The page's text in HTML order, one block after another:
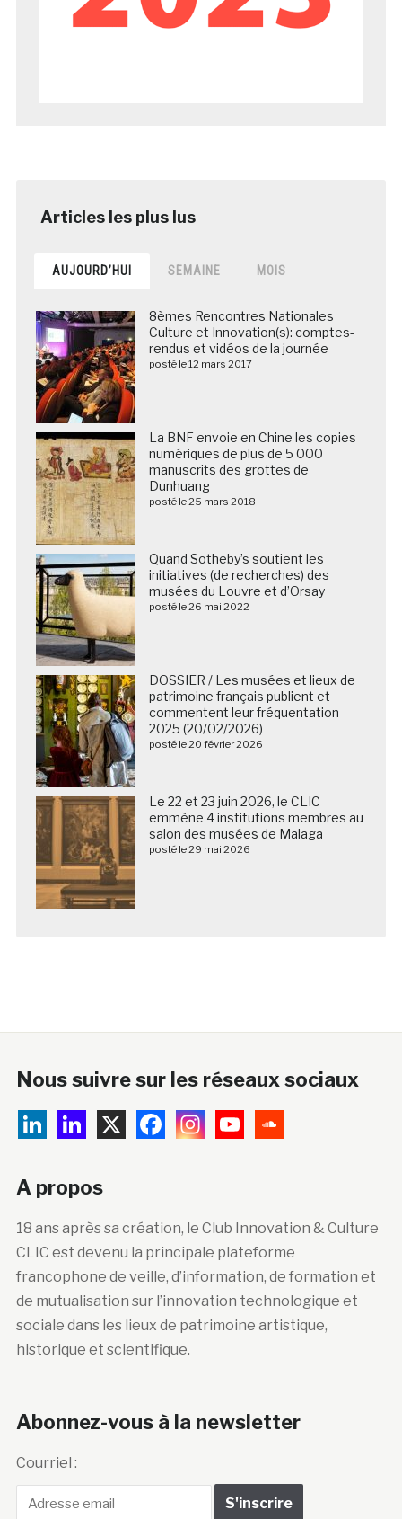
AUJOURD’HUI SEMAINE MOIS
8èmes Rencontres Nationales
Culture et Innovation(s): comptes-
rendus et vidéos de la journée
posté le 12 mars 2017
La BNF envoie en Chine les copies
numériques de plus de 5 000
manuscrits des grottes de
Dunhuang
posté le 25 mars 2018
Quand Sotheby’s soutient les
initiatives (de recherches) des
musées du Louvre et d’Orsay
posté le 26 mai 2022
DOSSIER / Les musées et lieux de
patrimoine français publient et
commentent leur fréquentation
2025 (20/02/2026)
posté le 20 février 2026
Le 22 et 23 juin 2026, le CLIC
emmène 4 institutions membres au
salon des musées de Malaga
posté le 29 mai 2026
Nous suivre sur les réseaux sociaux
A propos
18 ans après sa création, le Club Innovation & Culture
CLIC est devenu la principale plateforme
francophone de veille, d’information, de formation et
de mutualisation sur l’innovation technologique et
sociale dans les lieux de patrimoine artistique,
historique et scientifique.
Abonnez-vous à la newsletter
Courriel :